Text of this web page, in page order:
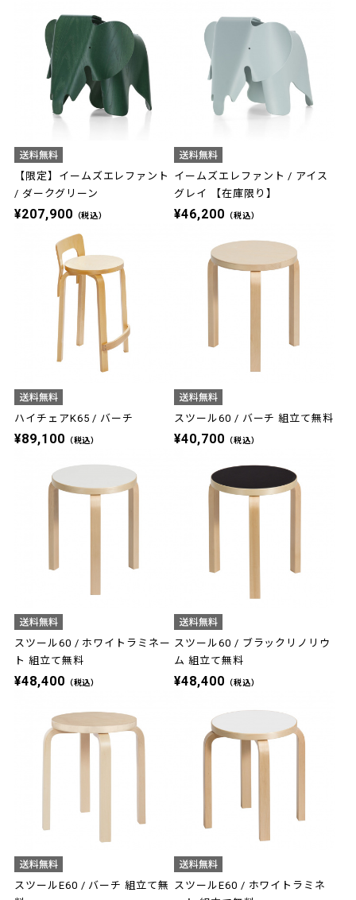
【限定】イームズエレファント
/ ダークグリーン
¥207,900 （税込）
イームズエレファント / アイス
グレイ 【在庫限り】
¥46,200 （税込）
ハイチェアK65 / バーチ
¥89,100 （税込）
スツール60 / バーチ 組立て無料
¥40,700 （税込）
スツール60 / ホワイトラミネー
ト 組立て無料
¥48,400 （税込）
スツール60 / ブラックリノリウ
ム 組立て無料
¥48,400 （税込）
スツールE60 / バーチ 組立て無 スツールE60 / ホワイトラミネ